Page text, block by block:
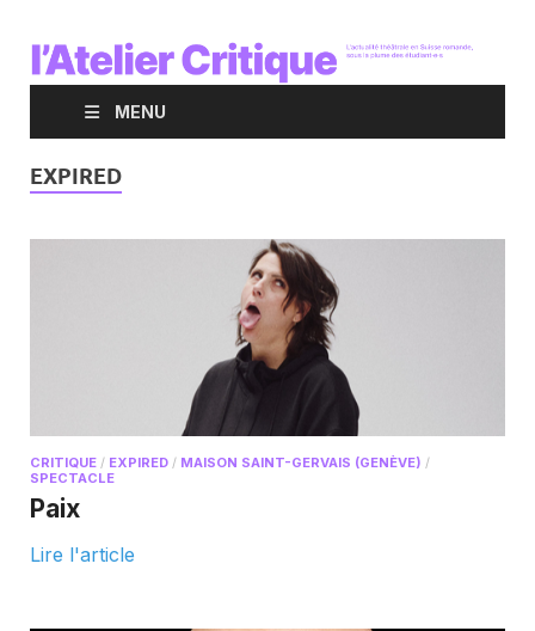
MENU
EXPIRED
CRITIQUE / EXPIRED / MAISON SAINT-GERVAIS (GENÈVE) /
SPECTACLE
Paix
Lire l'article